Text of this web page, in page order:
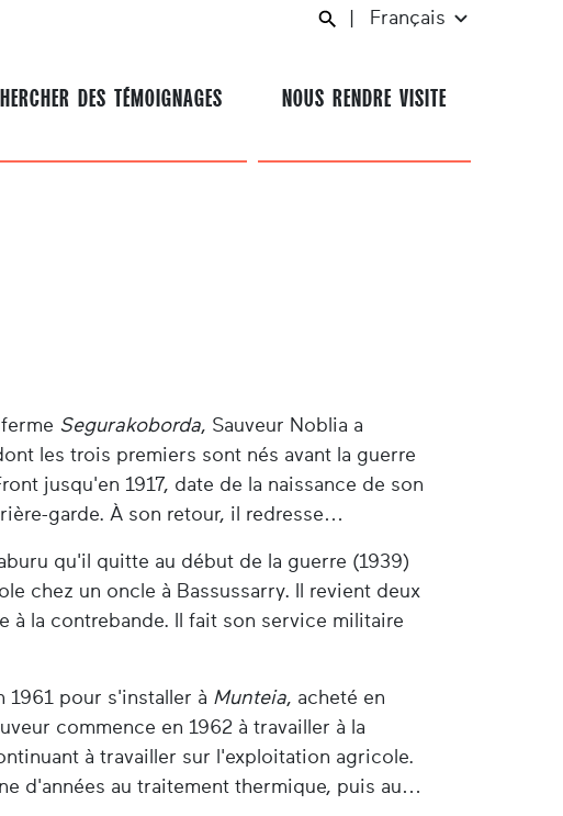
Français
DES TÉMOIGNAGES NOUS RENDRE VISITE
Segurakoborda, Sauveur Noblia a
les trois premiers sont nés avant la guerre
jusqu'en 1917, date de la naissance de son
garde. À son retour, il redresse
qu'il quitte au début de la guerre (1939)
chez un oncle à Bassussarry. Il revient deux
à la contrebande. Il fait son service militaire
1961 pour s'installer à Munteia, acheté en
commence en 1962 à travailler à la
à travailler sur l'exploitation agricole.
d'années au traitement thermique, puis au